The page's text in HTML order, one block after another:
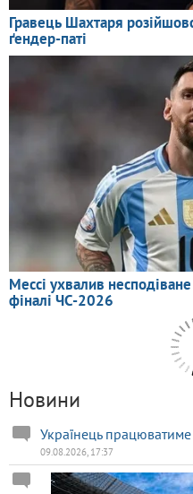
Новини
Українець працюватиме
09.08.2026, 17:37